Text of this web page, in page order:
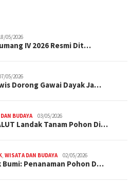
05/2026
IV 2026 Resmi Dit…
05/2026
Dorong Gawai Dayak Ja…
BUDAYA 03/05/2026
Landak Tanam Pohon Di…
, WISATA DAN BUDAYA 02/05/2026
Penanaman Pohon D…